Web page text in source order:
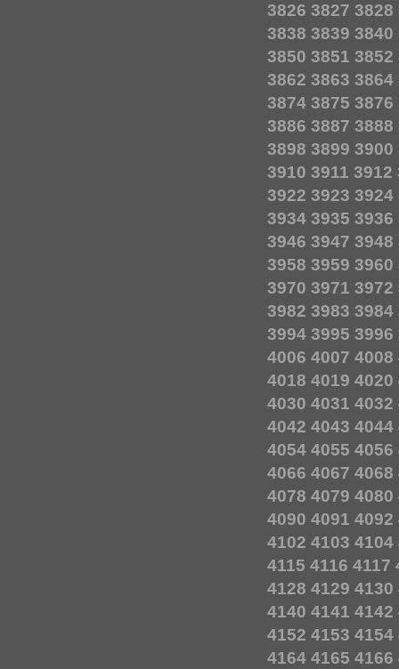
3826 3827 3828
3838 3839 3840
3850 3851 3852
3862 3863 3864
3874 3875 3876
3886 3887 3888
3898 3899 3900
3910 3911 3912
3922 3923 3924
3934 3935 3936
3946 3947 3948
3958 3959 3960
3970 3971 3972
3982 3983 3984
3994 3995 3996
4006 4007 4008
4018 4019 4020
4030 4031 4032
4042 4043 4044
4054 4055 4056
4066 4067 4068
4078 4079 4080
4090 4091 4092
4102 4103 4104
4115 4116 4117
4128 4129 4130
4140 4141 4142
4152 4153 4154
4164 4165 4166